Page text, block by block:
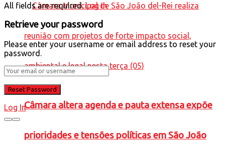
Câmara altera agenda e pauta extensa expõe
prioridades e tensões políticas em São João
All fields are required. Log In
Retrieve your password
Please enter your username or email address to reset your
password.
Log In